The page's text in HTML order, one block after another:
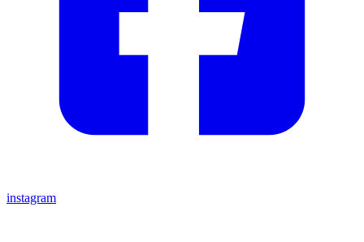
instagram